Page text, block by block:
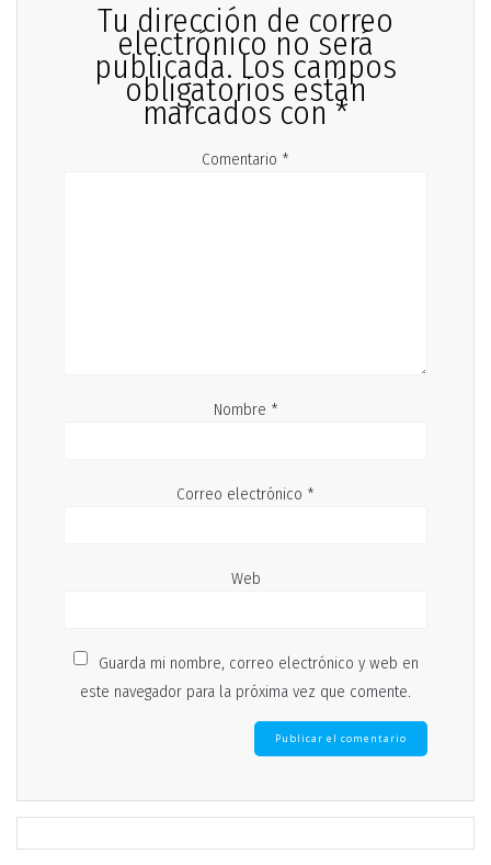
Tu dirección de correo
electrónico no será
publicada. Los campos
obligatorios están
marcados con*
Comentario *
Nombre *
Correo electrónico *
Web
Guarda mi nombre, correo electrónico y web en
este navegador para la próxima vez que comente.